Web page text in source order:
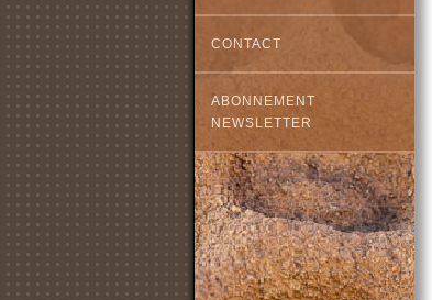
CONTACT
ABONNEMENT
NEWSLETTER